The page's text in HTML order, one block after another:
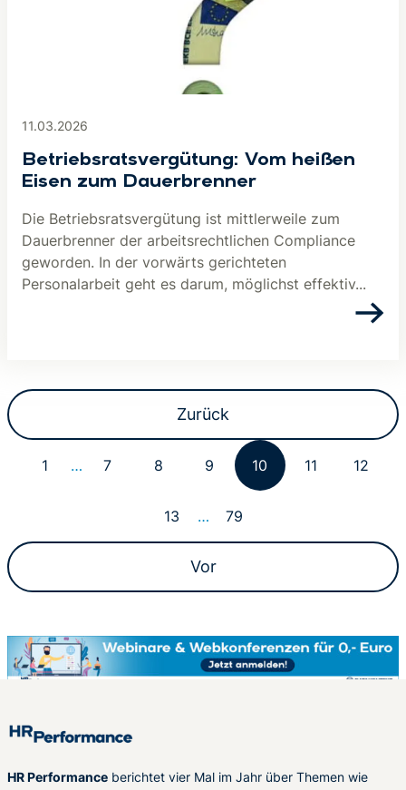
11.03.2026
Betriebsratsvergütung: Vom heißen
Eisen zum Dauerbrenner
Die Betriebsratsvergütung ist mittlerweile zum
Dauerbrenner der arbeitsrechtlichen Compliance
geworden. In der vorwärts gerichteten
Personalarbeit geht es darum, möglichst effektiv...
Zurück
1 … 7 8 9 10 11 12
13 … 79
Vor
HR Performance berichtet vier Mal im Jahr über Themen wie